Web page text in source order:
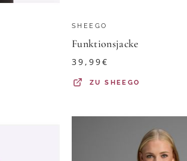
SHEEGO
Funktionsjacke
39,99€
ZUSHEEGO